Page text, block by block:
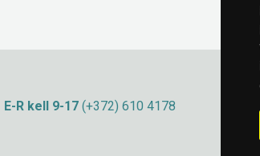
E-R kell 9-17 (+372) 610 4178